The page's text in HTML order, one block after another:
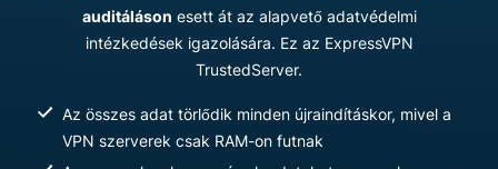
auditáláson esett át az alapvető adatvédelmi
intézkedések igazolására. Ez az ExpressVPN
TrustedServer.
Az összes adat törlődik minden újraindításkor, mivel a
VPN szerverek csak RAM-on futnak